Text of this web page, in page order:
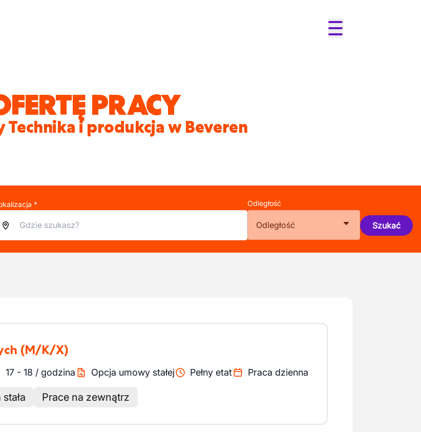
PRACY
i produkcja w Beveren
* Odległość
Odległość Szukać
(M/K/X)
17 - 18 / godzina Opcja umowy stałej Pełny etat Praca dzienna
Prace na zewnątrz